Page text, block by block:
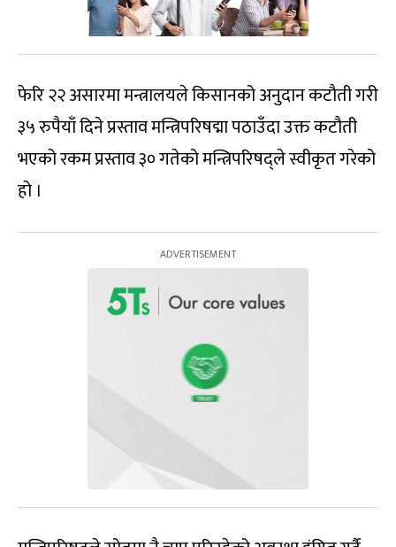
फेरि २२ असारमा मन्त्रालयले किसानको अनुदान कटौती गरी
३५ रुपैयाँ दिने प्रस्ताव मन्त्रिपरिषद्मा पठाउँदा उक्त कटौती
भएको रकम प्रस्ताव ३० गतेको मन्त्रिपरिषद्ले स्वीकृत गरेको
हो ।